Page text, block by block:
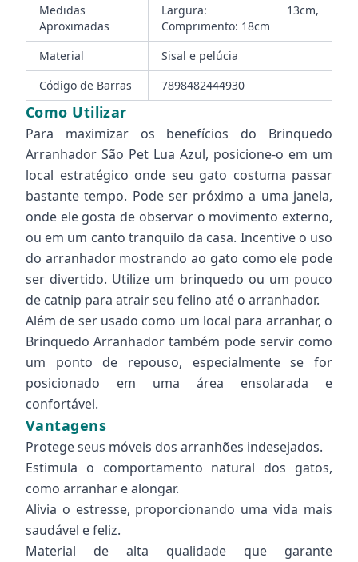
Medidas
Aproximadas
Largura: 13cm,
Comprimento: 18cm
Material
Sisal e pelúcia
Código de Barras
7898482444930
Como Utilizar
Para maximizar os benefícios do Brinquedo
Arranhador São Pet Lua Azul, posicione-o em um
local estratégico onde seu gato costuma passar
bastante tempo. Pode ser próximo a uma janela,
onde ele gosta de observar o movimento externo,
ou em um canto tranquilo da casa. Incentive o uso
do arranhador mostrando ao gato como ele pode
ser divertido. Utilize um brinquedo ou um pouco
de catnip para atrair seu felino até o arranhador.
Além de ser usado como um local para arranhar, o
Brinquedo Arranhador também pode servir como
um ponto de repouso, especialmente se for
posicionado em uma área ensolarada e
confortável.
Vantagens
Protege seus móveis dos arranhões indesejados.
Estimula o comportamento natural dos gatos,
como arranhar e alongar.
Alivia o estresse, proporcionando uma vida mais
saudável e feliz.
Material de alta qualidade que garante